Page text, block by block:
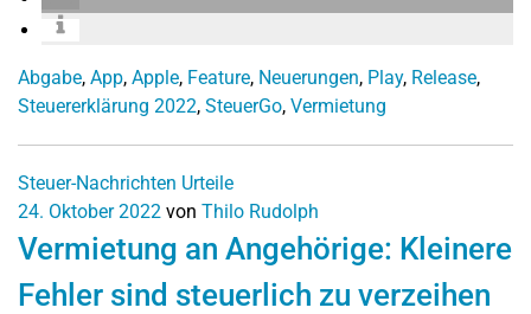
Abgabe, App, Apple, Feature, Neuerungen, Play, Release,
Steuererklärung 2022, SteuerGo, Vermietung
Steuer-Nachrichten Urteile
24. Oktober 2022 von Thilo Rudolph
Vermietung an Angehörige: Kleinere
Fehler sind steuerlich zu verzeihen